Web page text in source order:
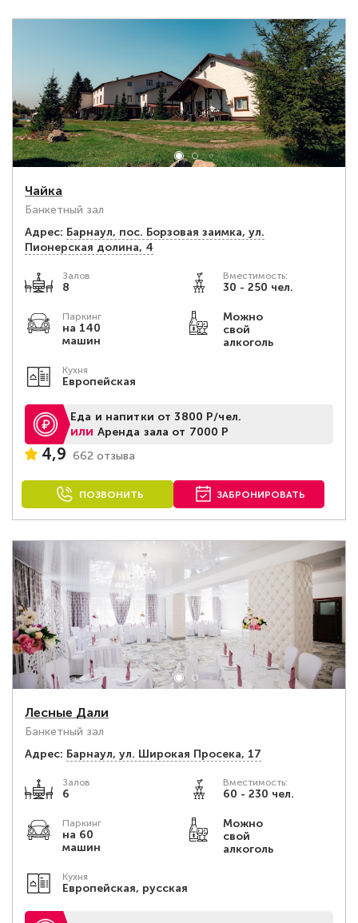
Чайка
Банкетный зал
Адрес: Барнаул, пос. Борзовая заимка, ул.
Пионерская долина, 4
Залов
8
Вместимость:
30 - 250 чел.
Паркинг
на 140
машин
Можно
свой
алкоголь
Кухня
Европейская
Еда и напитки от 3800 Р/чел.
или Аренда зала от 7000 Р
4,9 662 отзыва
ПОЗВОНИТЬ ЗАБРОНИРОВАТЬ
Лесные Дали
Банкетный зал
Адрес: Барнаул, ул. Широкая Просека, 17
Залов
6
Вместимость:
60 - 230 чел.
Паркинг
на 60
машин
Можно
свой
алкоголь
Кухня
Европейская, русская